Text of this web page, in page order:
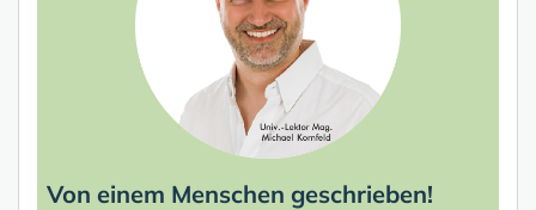
Von einem Menschen geschrieben!